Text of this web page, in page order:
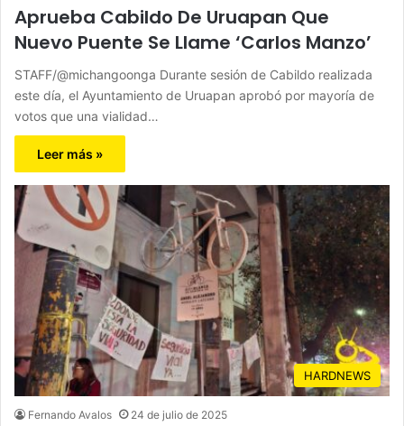
Aprueba Cabildo De Uruapan Que
Nuevo Puente Se Llame ‘Carlos Manzo’
STAFF/@michangoonga Durante sesión de Cabildo realizada
este día, el Ayuntamiento de Uruapan aprobó por mayoría de
votos que una vialidad…
Leer más »
HARDNEWS
Fernando Avalos 24 de julio de 2025